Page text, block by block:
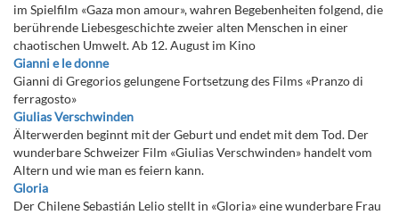
im Spielfilm «Gaza mon amour», wahren Begebenheiten folgend, die
berührende Liebesgeschichte zweier alten Menschen in einer
chaotischen Umwelt. Ab 12. August im Kino
Gianni e le donne
Gianni di Gregorios gelungene Fortsetzung des Films «Pranzo di
ferragosto»
Giulias Verschwinden
Älterwerden beginnt mit der Geburt und endet mit dem Tod. Der
wunderbare Schweizer Film «Giulias Verschwinden» handelt vom
Altern und wie man es feiern kann.
Gloria
Der Chilene Sebastián Lelio stellt in «Gloria» eine wunderbare Frau